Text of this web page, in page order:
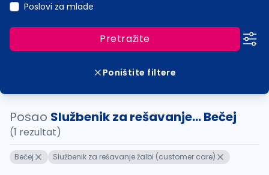
Poslovi za mlade
Pretražite
Poništite filtere
Posao Službenik za rešavanje... Bečej
(1 rezultat)
Bečej Službenik za rešavanje žalbi (customer care)